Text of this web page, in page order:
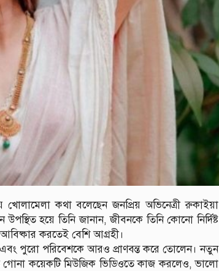
খোলামেলা কথা বলেছেন জনপ্রিয় অভিনেত্রী রুকাইয়া
হয়ে তিনি জানান, জীবনকে তিনি কোনো নির্দিষ্ট
করতেই বেশি আগ্রহী।
এবং পুরো পরিবেশকে আরও প্রাণবন্ত করে তোলেন। নতুন
গোনা কয়েকটি মিউজিক ভিডিওতে কাজ করলেও, ভালো